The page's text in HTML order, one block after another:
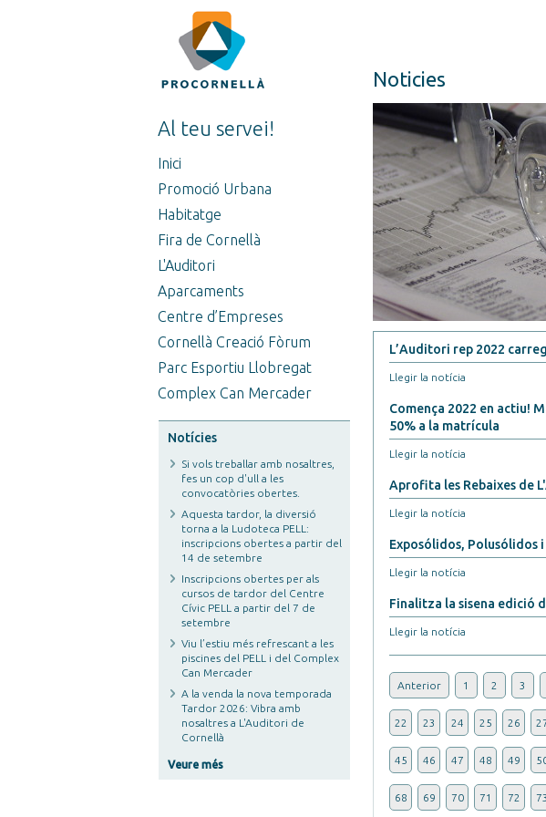
Al teu servei!
Inici
Promoció Urbana
Habitatge
Fira de Cornellà
L'Auditori
Aparcaments
Centre d’Empreses
Cornellà Creació Fòrum
Parc Esportiu Llobregat
Complex Can Mercader
Notícies
Si vols treballar amb nosaltres,
fes un cop d'ull a les
convocatòries obertes.
Aquesta tardor, la diversió
torna a la Ludoteca PELL:
inscripcions obertes a partir del
14 de setembre
Inscripcions obertes per als
cursos de tardor del Centre
Cívic PELL a partir del 7 de
setembre
Viu l’estiu més refrescant a les
piscines del PELL i del Complex
Can Mercader
A la venda la nova temporada
Tardor 2026: Vibra amb
nosaltres a L'Auditori de
Cornellà
Veure més
Noticies
L’Auditori rep 2022
Llegir la notícia
Comença 2022 en actiu!
50% a la matrícula
Llegir la notícia
Aprofita les Rebaixes de
Llegir la notícia
Exposólidos, Polusólidos
Llegir la notícia
Finalitza la sisena edició
Llegir la notícia
Anterior 1 2 3
22 23 24 25 26
45 46 47 48 49
68 69 70 71 72 73